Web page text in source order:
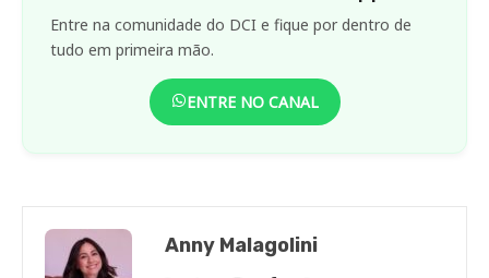
Entre na comunidade do DCI e fique por dentro de
tudo em primeira mão.
ENTRE NO CANAL
Anny Malagolini